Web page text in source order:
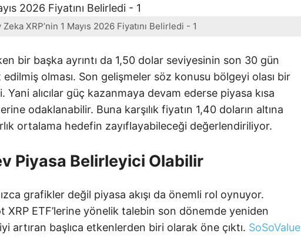
Zeka XRP’nin 1 Mayıs 2026 Fiyatını Belirledi - 1
bir başka ayrıntı da 1,50 dolar seviyesinin son 30 gün
olması. Son gelişmeler söz konusu bölgeyi olası bir
alıcılar güç kazanmaya devam ederse piyasa kısa
odaklanabilir. Buna karşılık fiyatın 1,40 doların altına
ortalama hedefin zayıflayabileceği değerlendiriliyor.
Piyasa Belirleyici Olabilir
grafikler değil piyasa akışı da önemli rol oynuyor.
XRP ETF’lerine yönelik talebin son dönemde yeniden
artıran başlıca etkenlerden biri olarak öne çıktı. SoSoValue